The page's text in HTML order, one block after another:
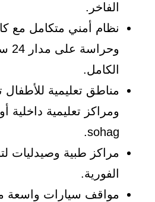
الفاخر.
نظام أمني متكامل مع
الكامل.
مناطق تعليمية
sohag.
مراكز طبية وصيدليات
الفورية.
مواقف سيارات واسعة